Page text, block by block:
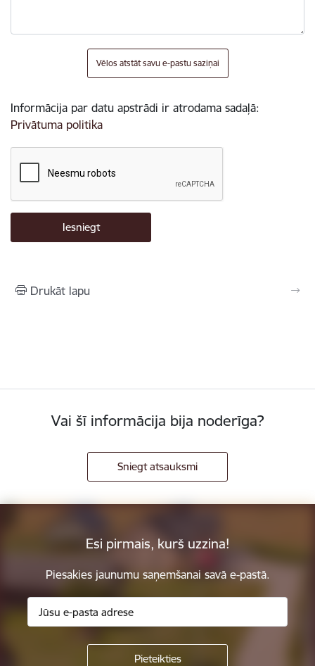
Vēlos atstāt savu e-pastu saziņai
Informācija par datu apstrādi ir atrodama sadaļā:
Privātuma politika
Drukāt lapu
Vai šī informācija bija noderīga?
Sniegt atsauksmi
Esi pirmais, kurš uzzina!
Piesakies jaunumu saņemšanai savā e-pastā.